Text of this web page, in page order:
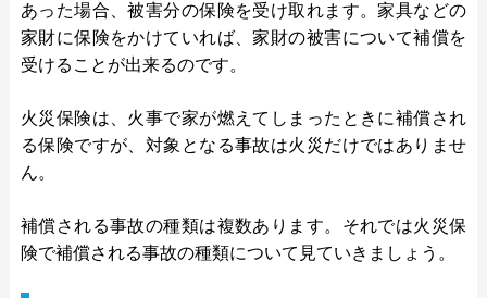
あった場合、被害分の保険を受け取れます。家具などの
家財に保険をかけていれば、家財の被害について補償を
受けることが出来るのです。
火災保険は、火事で家が燃えてしまったときに補償され
る保険ですが、対象となる事故は火災だけではありませ
ん。
補償される事故の種類は複数あります。それでは火災保
険で補償される事故の種類について見ていきましょう。